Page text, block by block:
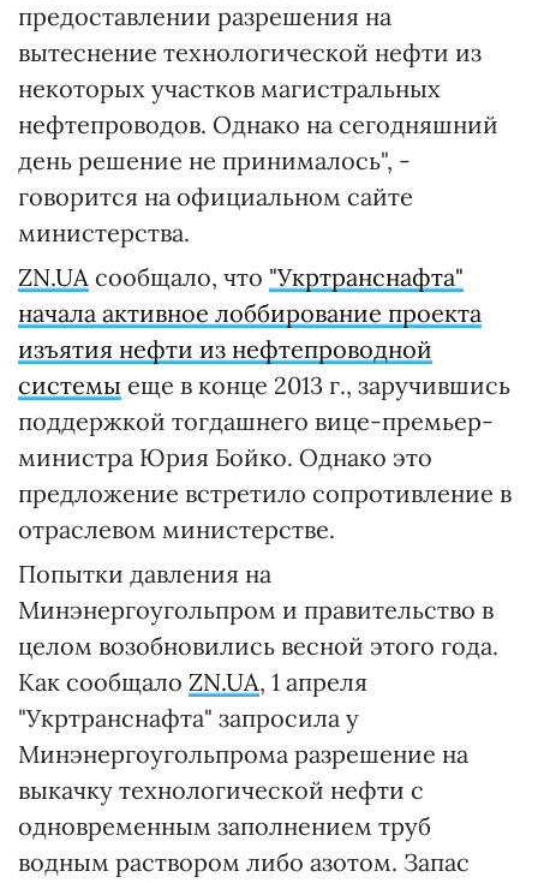
предоставлении разрешения на
вытеснение технологической нефти из
некоторых участков магистральных
нефтепроводов. Однако на сегодняшний
день решение не принималось", -
говорится на официальном сайте
министерства.
ZN.UA сообщало, что "Укртранснафта"
начала активное лоббирование проекта
изъятия нефти из нефтепроводной
системы еще в конце 2013 г., заручившись
поддержкой тогдашнего вице-премьер-
министра Юрия Бойко. Однако это
предложение встретило сопротивление в
отраслевом министерстве.
Попытки давления на
Минэнергоугольпром и правительство в
целом возобновились весной этого года.
Как сообщало ZN.UA, 1 апреля
"Укртранснафта" запросила у
Минэнергоугольпрома разрешение на
выкачку технологической нефти с
одновременным заполнением труб
водным раствором либо азотом. Запас